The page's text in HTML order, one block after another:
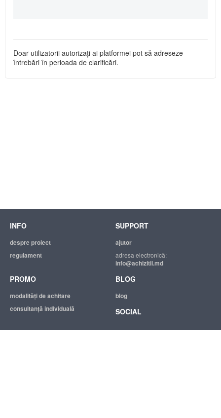
Doar utilizatorii autorizați ai platformei pot să adreseze
întrebări în perioada de clarificări.
INFO
despre proiect
regulament
SUPPORT
ajutor
adresa electronică:
info@achizitii.md
PROMO
modalităţi de achitare
consultanță individuală
BLOG
blog
SOCIAL